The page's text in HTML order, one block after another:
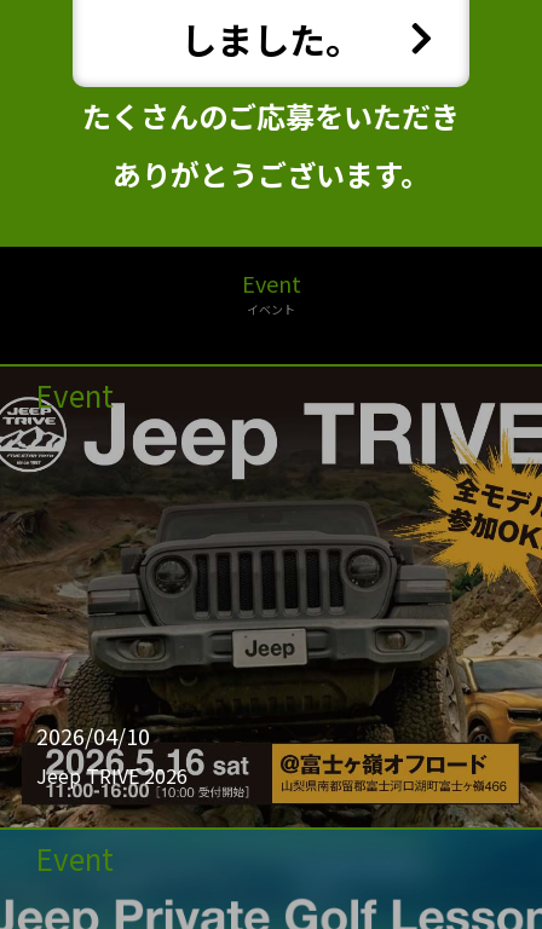
しました。
たくさんのご応募をいただき
ありがとうございます。
Event
イベント
Event
2026/04/10
Jeep TRIVE 2026
Event